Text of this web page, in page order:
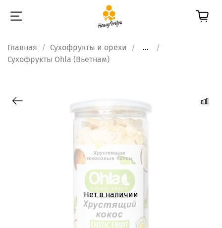
Главная Сухофрукты и орехи
...
Сухофрукты Ohla (Вьетнам)
Нет в наличии